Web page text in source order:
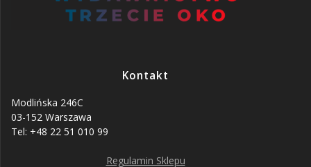
Kontakt
Modlińska 246C
03-152 Warszawa
Tel: +48 22 51 010 99
Regulamin Sklepu